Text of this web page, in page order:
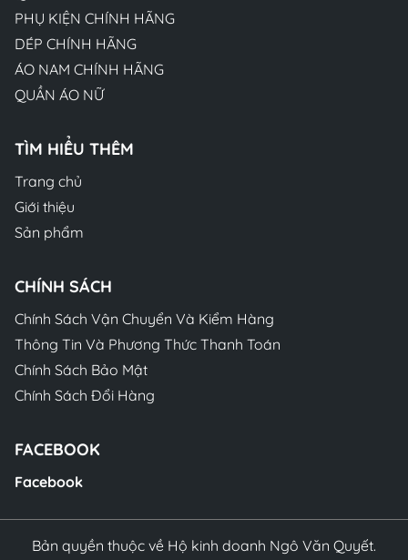
PHỤ KIỆN CHÍNH HÃNG
DÉP CHÍNH HÃNG
ÁO NAM CHÍNH HÃNG
QUẦN ÁO NỮ
TÌM HIỂU THÊM
Trang chủ
Giới thiệu
Sản phẩm
CHÍNH SÁCH
Chính Sách Vận Chuyển Và Kiểm Hàng
Thông Tin Và Phương Thức Thanh Toán
Chính Sách Bảo Mật
Chính Sách Đổi Hàng
FACEBOOK
Facebook
Bản quyền thuộc về Hộ kinh doanh Ngô Văn Quyết.